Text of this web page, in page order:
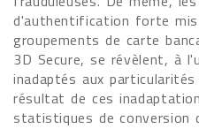
d'authentification forte
groupements de carte
3D Secure, se révèlent, à
inadaptés aux
résultat de ces
statistiques de conversion